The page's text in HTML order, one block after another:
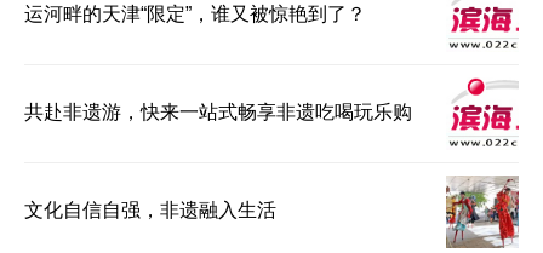
运河畔的天津“限定”，谁又被惊艳到了？
共赴非遗游，快来一站式畅享非遗吃喝玩乐购
文化自信自强，非遗融入生活